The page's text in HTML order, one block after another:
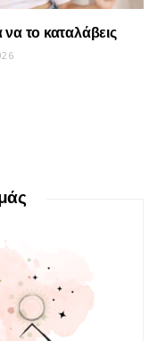
το καταλάβεις